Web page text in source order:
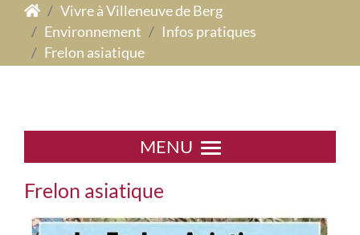
Vivre à Villeneuve de Berg
Environnement
Infos pratiques
Frelon asiatique
MENU
Frelon asiatique